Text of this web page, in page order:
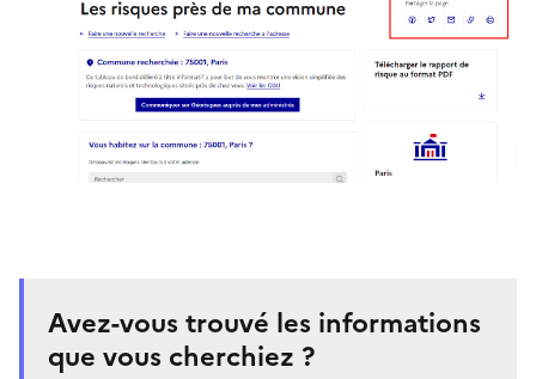
Avez-vous trouvé les informations
que vous cherchiez ?